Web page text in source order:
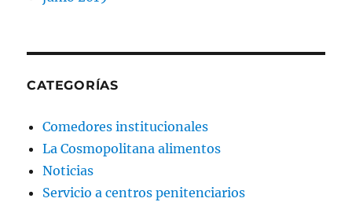
CATEGORÍAS
Comedores institucionales
La Cosmopolitana alimentos
Noticias
Servicio a centros penitenciarios